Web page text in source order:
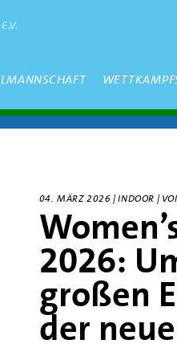
04. MÄRZ 2026 | INDOOR |
2026:
großen
der